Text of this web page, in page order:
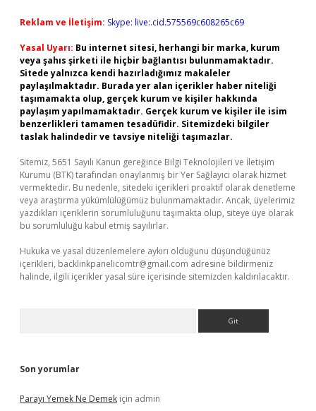
Reklam ve İletişim: Skype: live:.cid.575569c608265c69
Yasal Uyarı: Bu internet sitesi, herhangi bir marka, kurum
veya şahıs şirketi ile hiçbir bağlantısı bulunmamaktadır.
Sitede yalnızca kendi hazırladığımız makaleler
paylaşılmaktadır. Burada yer alan içerikler haber niteliği
taşımamakta olup, gerçek kurum ve kişiler hakkında
paylaşım yapılmamaktadır. Gerçek kurum ve kişiler ile isim
benzerlikleri tamamen tesadüfidir. Sitemizdeki bilgiler
taslak halindedir ve tavsiye niteliği taşımazlar.
Sitemiz, 5651 Sayılı Kanun gereğince Bilgi Teknolojileri ve İletişim
Kurumu (BTK) tarafından onaylanmış bir Yer Sağlayıcı olarak hizmet
vermektedir. Bu nedenle, sitedeki içerikleri proaktif olarak denetleme
veya araştırma yükümlülüğümüz bulunmamaktadır. Ancak, üyelerimiz
yazdıkları içeriklerin sorumluluğunu taşımakta olup, siteye üye olarak
bu sorumluluğu kabul etmiş sayılırlar.
Hukuka ve yasal düzenlemelere aykırı olduğunu düşündüğünüz
içerikleri, backlinkpanelicomtr@gmail.com adresine bildirmeniz
halinde, ilgili içerikler yasal süre içerisinde sitemizden kaldırılacaktır.
Son yorumlar
Parayı Yemek Ne Demek için admin